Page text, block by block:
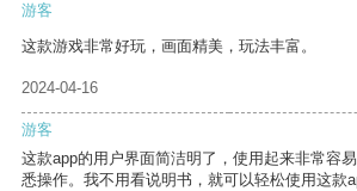
游客
这款游戏非常好玩，画面精美，玩法丰富。
2024-04-16
游客
这款app的用户界面简洁明了，使用起来非常容
悉操作。我不用看说明书，就可以轻松使用这款